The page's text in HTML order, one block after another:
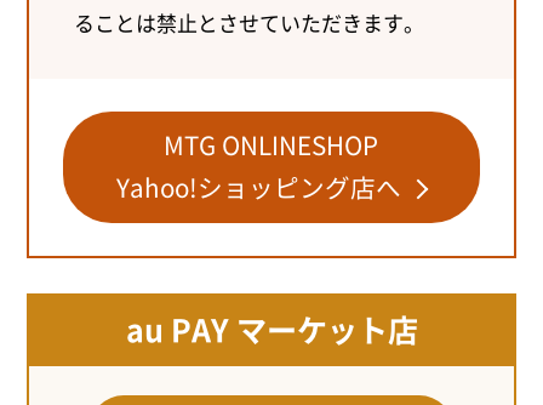
ることは禁止とさせていただきます。
MTG ONLINESHOP
Yahoo!ショッピング店へ
au PAY マーケット店